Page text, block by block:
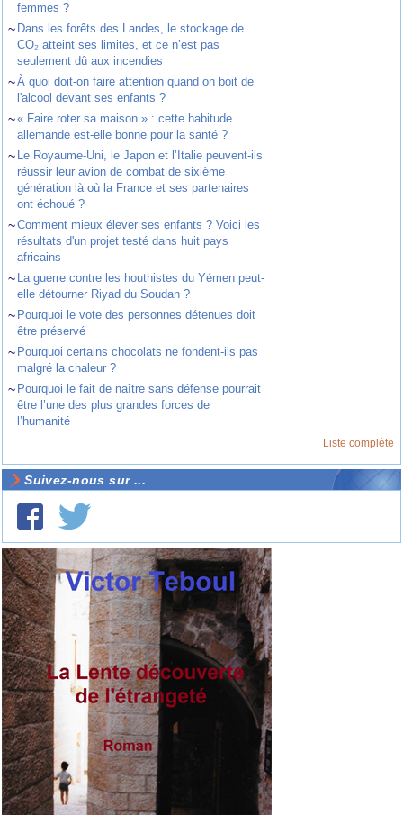
femmes ?
~ Dans les forêts des Landes, le stockage de
CO₂ atteint ses limites, et ce n’est pas
seulement dû aux incendies
~À quoi doit-on faire attention quand on boit de
l'alcool devant ses enfants ?
~« Faire roter sa maison » : cette habitude
allemande est-elle bonne pour la santé ?
~ Le Royaume-Uni, le Japon et l’Italie peuvent-ils
réussir leur avion de combat de sixième
génération là où la France et ses partenaires
ont échoué ?
~Comment mieux élever ses enfants ? Voici les
résultats d'un projet testé dans huit pays
africains
~ La guerre contre les houthistes du Yémen peut-
elle détourner Riyad du Soudan ?
~ Pourquoi le vote des personnes détenues doit
être préservé
~ Pourquoi certains chocolats ne fondent-ils pas
malgré la chaleur ?
~ Pourquoi le fait de naître sans défense pourrait
être l’une des plus grandes forces de
l’humanité
Liste complète
Suivez-nous sur ...